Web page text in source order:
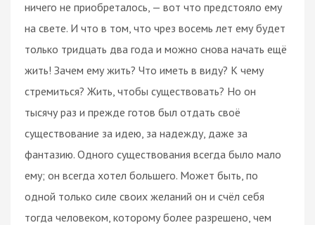
ничего не приобреталось, — вот что предстояло ему
на свете. И что в том, что чрез восемь лет ему будет
только тридцать два года и можно снова начать ещё
жить! Зачем ему жить? Что иметь в виду? К чему
стремиться? Жить, чтобы существовать? Но он
тысячу раз и прежде готов был отдать своё
существование за идею, за надежду, даже за
фантазию. Одного существования всегда было мало
ему; он всегда хотел большего. Может быть, по
одной только силе своих желаний он и счёл себя
тогда человеком, которому более разрешено, чем